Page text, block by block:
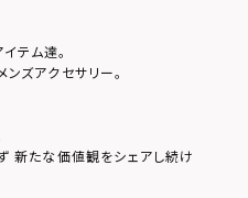
テム達。
ズアクセサリー。
新たな価値観をシェアし続け